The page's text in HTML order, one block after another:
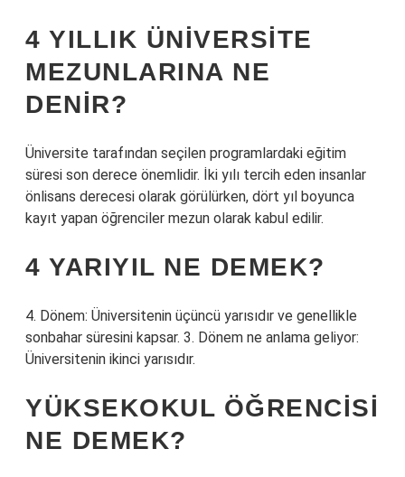
4 YILLIK ÜNIVERSITE
MEZUNLARINA NE
DENIR?
Üniversite tarafından seçilen programlardaki eğitim
süresi son derece önemlidir. İki yılı tercih eden insanlar
önlisans derecesi olarak görülürken, dört yıl boyunca
kayıt yapan öğrenciler mezun olarak kabul edilir.
4 YARIYIL NE DEMEK?
4. Dönem: Üniversitenin üçüncü yarısıdır ve genellikle
sonbahar süresini kapsar. 3. Dönem ne anlama geliyor:
Üniversitenin ikinci yarısıdır.
YÜKSEKOKUL ÖĞRENCISI
NE DEMEK?